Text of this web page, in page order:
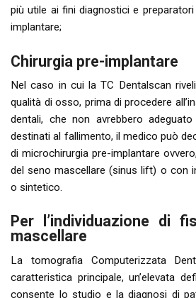
più utile ai fini diagnostici e
implantare;
Chirurgia pre-implantare
Nel caso in cui la TC Dentalscan
qualità di osso, prima di procedere
dentali, che non avrebbero
destinati al fallimento, il medico può
di microchirurgia pre-implantare
del seno mascellare (sinus lift) o con
o sintetico.
Per l’individuazione di
mascellare
La tomografia Computerizzata
caratteristica principale, un’elevata
consente lo studio e la diagnosi di